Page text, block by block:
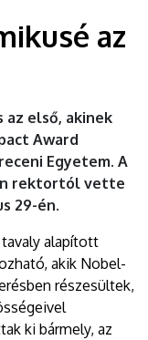
az
az első, akinek
Award
Egyetem. A
rektortól vette
29-én.
alapított
akik Nobel-
részesültek,
ki bármely, az